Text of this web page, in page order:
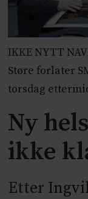
IKKE NYTT
Støre forlater
torsdag
Ny
ikke
Etter